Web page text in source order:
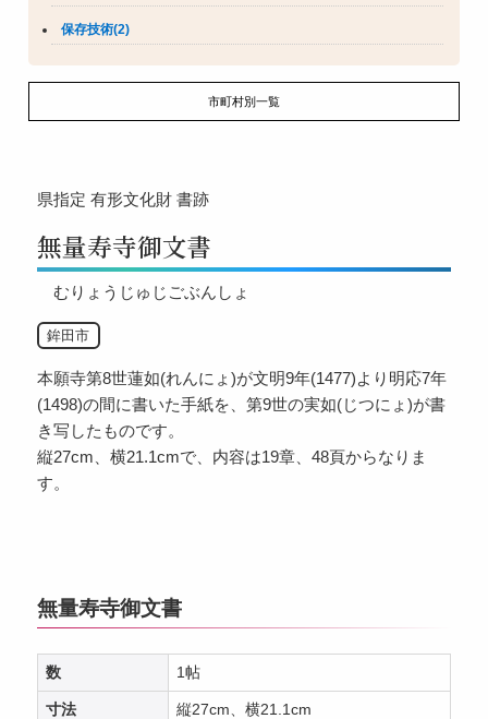
保存技術(2)
市町村別一覧
県指定 有形文化財 書跡
無量寿寺御文書
むりょうじゅじごぶんしょ
鉾田市
本願寺第8世蓮如(れんにょ)が文明9年(1477)より明応7年
(1498)の間に書いた手紙を、第9世の実如(じつにょ)が書
き写したものです。
縦27cm、横21.1cmで、内容は19章、48頁からなりま
す。
無量寿寺御文書
数 1帖
寸法 縦27cm、横21.1cm